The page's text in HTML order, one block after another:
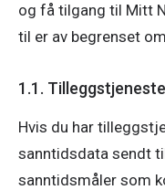
og få tilgang til Mitt
til er av begrenset
1.1.
Hvis du har
sanntidsdata sendt
sanntidsmåler som